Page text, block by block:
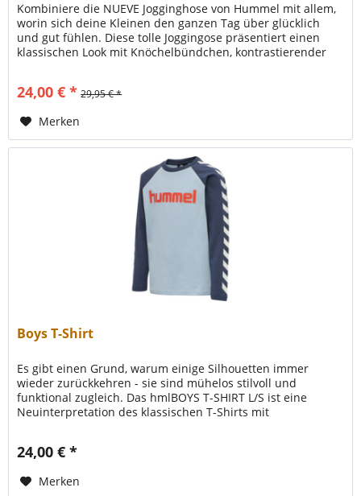
Kombiniere die NUEVE Jogginghose von Hummel mit allem,
worin sich deine Kleinen den ganzen Tag über glücklich
und gut fühlen. Diese tolle Joggingose präsentiert einen
klassischen Look mit Knöchelbündchen, kontrastierender
24,00 € * 29,95 € *
Merken
Boys T-Shirt
Es gibt einen Grund, warum einige Silhouetten immer
wieder zurückkehren - sie sind mühelos stilvoll und
funktional zugleich. Das hmlBOYS T-SHIRT L/S ist eine
Neuinterpretation des klassischen T-Shirts mit
24,00 € *
Merken